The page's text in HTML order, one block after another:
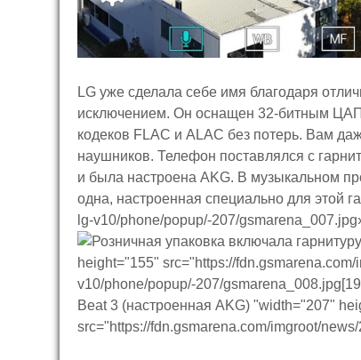
LG уже сделала себе имя благодаря
исключением. Он оснащен 32-битным
кодеков FLAC и ALAC без потерь. Вам
наушников. Телефон поставлялся с
и была настроена AKG. В музыкальном
одна, настроенная специально для этой
lg-v10/phone/popup/-207/